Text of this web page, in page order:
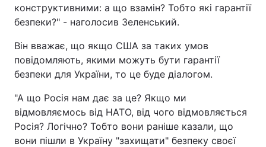
конструктивними: а що взамін? Тобто які гарантії
безпеки?" - наголосив Зеленський.
Він вважає, що якщо США за таких умов
повідомляють, якими можуть бути гарантії
безпеки для України, то це буде діалогом.
"А що Росія нам дає за це? Якщо ми
відмовляємось від НАТО, від чого відмовляється
Росія? Логічно? Тобто вони раніше казали, що
вони пішли в Україну "захищати" безпеку своєї